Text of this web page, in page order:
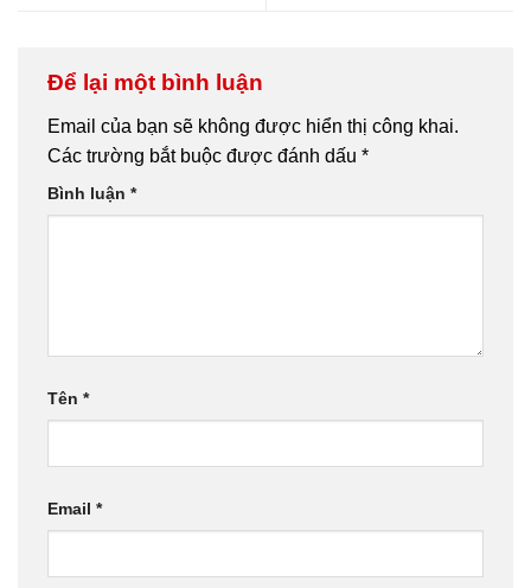
Để lại một bình luận
Email của bạn sẽ không được hiển thị công khai.
Các trường bắt buộc được đánh dấu *
Bình luận *
Tên *
Email *